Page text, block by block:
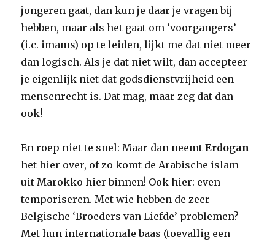
jongeren gaat, dan kun je daar je vragen bij
hebben, maar als het gaat om ‘voorgangers’
(i.c. imams) op te leiden, lijkt me dat niet meer
dan logisch. Als je dat niet wilt, dan accepteer
je eigenlijk niet dat godsdienstvrijheid een
mensenrecht is. Dat mag, maar zeg dat dan
ook!
En roep niet te snel: Maar dan neemtErdogan
het hier over, of zo komt de Arabische islam
uit Marokko hier binnen! Ook hier: even
temporiseren. Met wie hebben de zeer
Belgische ‘Broeders van Liefde’ problemen?
Met hun internationale baas (toevallig een